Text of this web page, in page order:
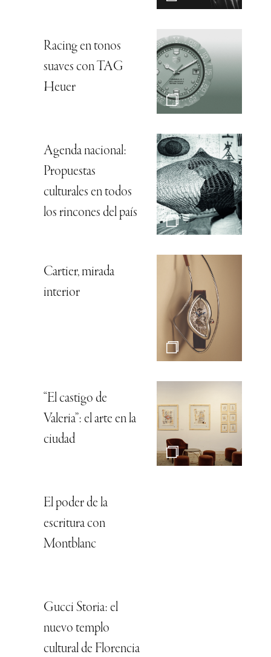
Racing en tonos
suaves con TAG
Heuer
Agenda nacional:
Propuestas
culturales en todos
los rincones del país
Cartier, mirada
interior
“El castigo de
Valeria”: el arte en la
ciudad
El poder de la
escritura con
Montblanc
Gucci Storia: el
nuevo templo
cultural de Florencia